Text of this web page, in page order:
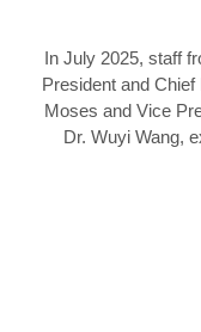
In July 2025, staff
President and
Moses and Vice
Dr. Wuyi Wang,